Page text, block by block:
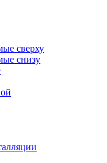
сверху
снизу